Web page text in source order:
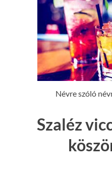
Névre szóló
Szaléz